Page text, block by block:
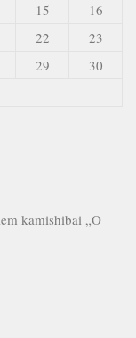
15
16
22
23
29
30
kamishibai „O